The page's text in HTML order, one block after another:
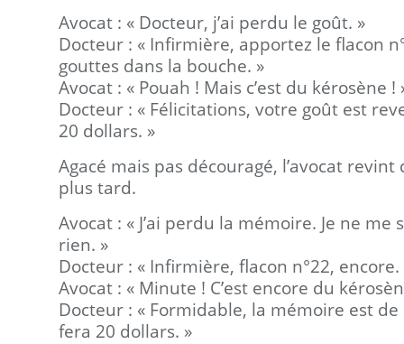
Avocat : « Docteur, j’ai perdu le goût. »
Docteur : « Infirmière, apportez le flacon
gouttes dans la bouche. »
Avocat : « Pouah ! Mais c’est du kérosène !
Docteur : « Félicitations, votre goût est
20 dollars. »
Agacé mais pas découragé, l’avocat
plus tard.
Avocat : « J’ai perdu la mémoire. Je ne me
rien. »
Docteur : « Infirmière, flacon n°22,
Avocat : « Minute ! C’est encore du
Docteur : « Formidable, la mémoire est
fera 20 dollars. »